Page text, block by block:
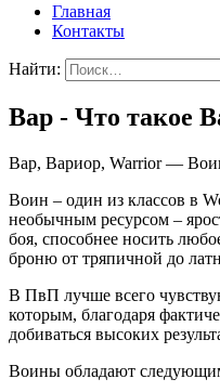
Главная
Контакты
Найти:
Вар - Что такое
Вар, Вариор, Warrior —
Воин – один из классов в
необычным ресурсом –
боя, способнее носить
броню от тряпичной до
В ПвП лучше всего
которым, благодаря
добиваться высоких
Воины обладают